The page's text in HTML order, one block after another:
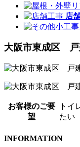
店
大阪市東成区
お客様のご要
望
トイ
たい
INFORMATION